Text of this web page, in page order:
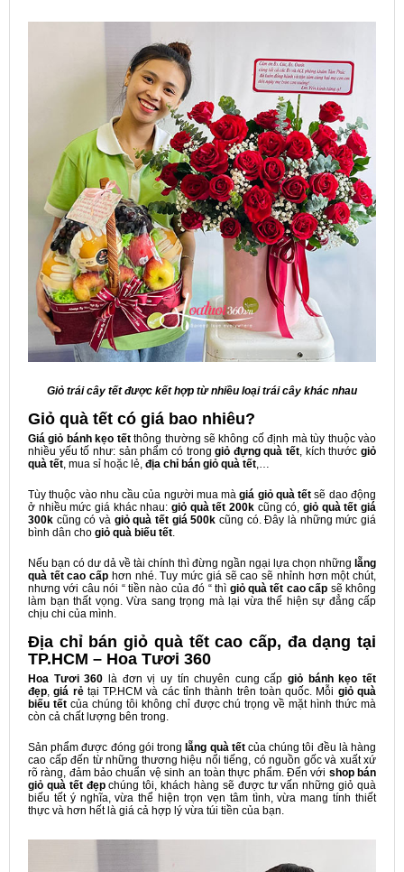
Giỏ trái cây tết được kết hợp từ nhiều loại trái cây khác nhau
Giỏ quà tết có giá bao nhiêu?
Giá giỏ bánh kẹo tếtthông thường sẽ không cố định mà tùy thuộc vào
nhiều yếu tố như: sản phẩm có tronggiỏ đựng quà tết, kích thướcgiỏ
quà tết, mua sỉ hoặc lẻ, địa chỉ bán giỏ quà tết,…
Tùy thuộc vào nhu cầu của người mua màgiá giỏ quà tết sẽ dao động
ở nhiều mức giá khác nhau: giỏ quà tết 200k cũng có, giỏ quà tết giá
300k cũng có và giỏ quà tết giá 500k cũng có. Đây là những mức giá
bình dân cho giỏ quà biếu tết.
Nếu bạn có dư dả về tài chính thì đừng ngần ngại lựa chọn những lẵng
quà tết cao cấp hơn nhé. Tuy mức giá sẽ cao sẽ nhỉnh hơn một chút,
nhưng với câu nói “ tiền nào của đó “ thì giỏ quà tết cao cấp sẽ không
làm bạn thất vọng. Vừa sang trọng mà lại vừa thể hiện sự đẳng cấp
chịu chi của mình.
Địa chỉ bán giỏ quà tết cao cấp, đa dạng tại
TP.HCM – Hoa Tươi 360
Hoa Tươi 360 là đơn vị uy tín chuyên cung cấpgiỏ bánh kẹo tết
đẹp,giá rẻtại TP.HCM và các tỉnh thành trên toàn quốc. Mỗi giỏ quà
biếu tếtcủa chúng tôi không chỉ được chú trọng về mặt hình thức mà
còn cả chất lượng bên trong.
Sản phẩm được đóng gói trong lẵng quà tếtcủa chúng tôi đều là hàng
cao cấp đến từ những thương hiệu nổi tiếng, có nguồn gốc và xuất xứ
rõ ràng, đảm bảo chuẩn vệ sinh an toàn thực phẩm. Đến với shop bán
giỏ quà tết đẹpchúng tôi, khách hàng sẽ được tư vấn những giỏ quà
biếu tết ý nghĩa, vừa thể hiện trọn vẹn tâm tình, vừa mang tính thiết
thực và hơn hết là giá cả hợp lý vừa túi tiền của bạn.